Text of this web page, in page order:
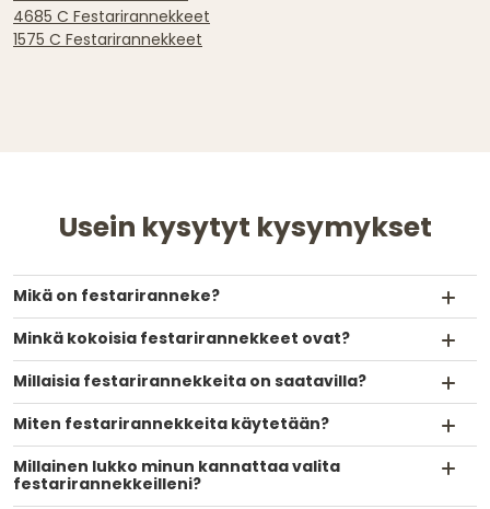
4685 C Festarirannekkeet
1575 C Festarirannekkeet
Usein kysytyt kysymykset
Mikä on festariranneke?
Minkä kokoisia festarirannekkeet ovat?
Millaisia festarirannekkeita on saatavilla?
Miten festarirannekkeita käytetään?
Millainen lukko minun kannattaa valita
festarirannekkeilleni?